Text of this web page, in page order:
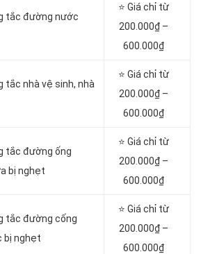
tắc đường nước
⭐ Giá chỉ từ
200.000₫ –
600.000₫
tắc nhà vệ sinh, nhà
⭐ Giá chỉ từ
200.000₫ –
600.000₫
tắc đường ống
bị nghẹt
⭐ Giá chỉ từ
200.000₫ –
600.000₫
tắc đường cống
bị nghẹt
⭐ Giá chỉ từ
200.000₫ –
600.000₫